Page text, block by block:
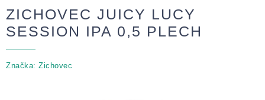
ZICHOVEC JUICY LUCY
SESSION IPA 0,5 PLECH
Značka: Zichovec